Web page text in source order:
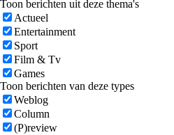
Toon berichten uit deze thema's
Actueel
Entertainment
Sport
Film & Tv
Games
Toon berichten van deze types
Weblog
Column
(P)review